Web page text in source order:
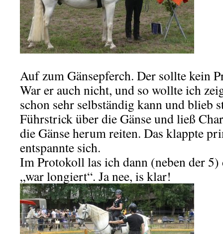
Auf zum Gänsepferch. Der sollte kein
War er auch nicht, und so wollte ich
schon sehr selbständig kann und blieb
Führstrick über die Gänse und ließ
die Gänse herum reiten. Das klappte
entspannte sich.
Im Protokoll las ich dann (neben der 5)
„war longiert“. Ja nee, is klar!